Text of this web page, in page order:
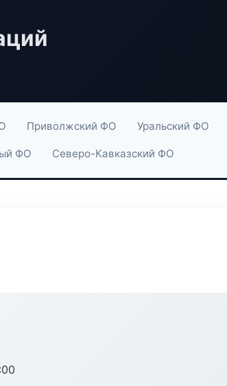
Приволжский ФО Уральский ФО
ФО Северо-Кавказский ФО